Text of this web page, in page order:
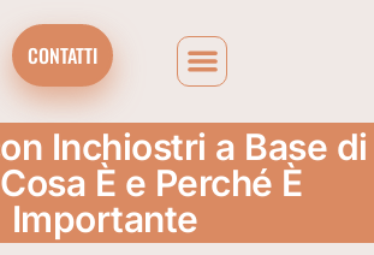
CONTATTI
Inchiostri a Base di
È e Perché È
Importante